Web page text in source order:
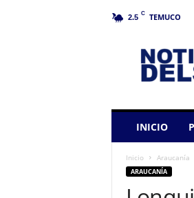
2.5 C TEMUCO
INICIO
Inicio Araucanía
ARAUCANÍA